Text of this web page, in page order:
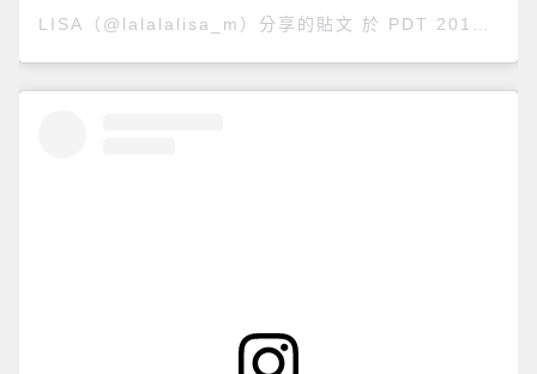
LISA（@lalalalisa_m）分享的貼文 於 PDT 2019 年 9月 月 4 日 上午 4:38